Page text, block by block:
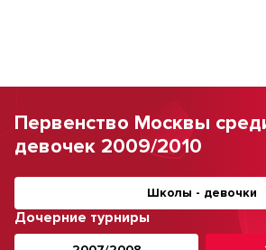
Первенство Москвы
девочек 2009/2010
Школы - девочки
Дочерние турниры